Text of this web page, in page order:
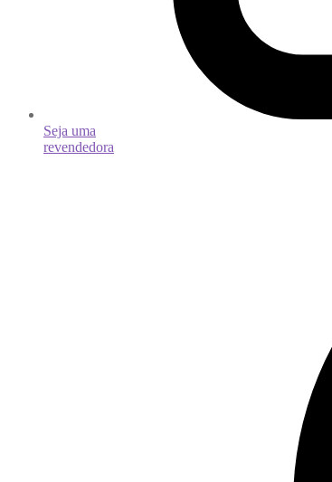
Seja uma
revendedora